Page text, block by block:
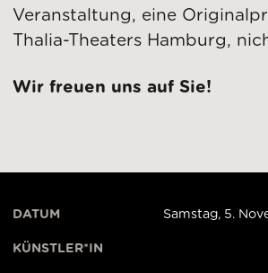
Veranstaltung, eine
Thalia-Theaters Hamburg,
Wir freuen uns auf Sie!
DATUM Samstag, 5.
KÜNSTLER*IN